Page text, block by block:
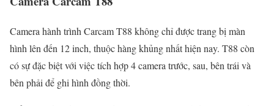
Camera hành trình Carcam T88 không chỉ được trang bị màn
hình lên đến 12 inch, thuộc hàng khủng nhất hiện nay. T88 còn
có sự đặc biệt với việc tích hợp 4 camera trước, sau, bên trái và
bên phải để ghi hình đồng thời.